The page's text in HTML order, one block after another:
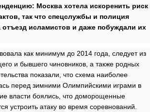
Москва хотела искоренить риск
так что спецслужбы и полиция
отъезд исламистов и даже побуждали их
как минимум до 2014 года, следует из
и бывшего чиновников, а также родных
показали, что схема наиболее
перед зимними Олимпийскими играми в
власти боялись, что доморощенные
устроить атаку во время соревнований.